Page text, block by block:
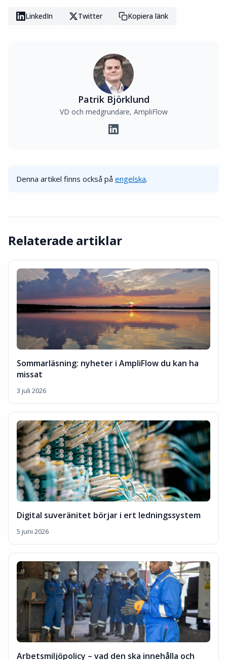
LinkedIn Twitter Kopiera länk
Patrik Björklund
VD och medgrundare, AmpliFlow
Denna artikel finns också på engelska.
Relaterade artiklar
Sommarläsning: nyheter i AmpliFlow du kan ha
missat
3 juli 2026
Digital suveränitet börjar i ert ledningssystem
5 juni 2026
Arbetsmiljöpolicy – vad den ska innehålla och